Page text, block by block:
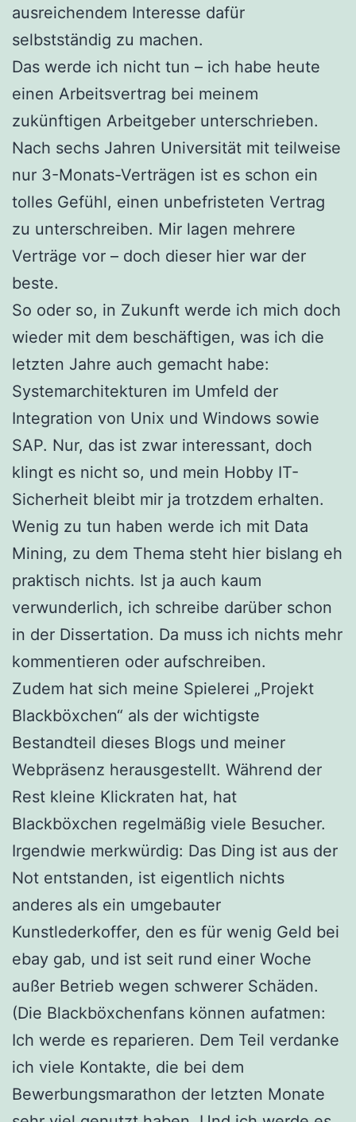
ausreichendem Interesse dafür
selbstständig zu machen.
Das werde ich nicht tun – ich habe heute
einen Arbeitsvertrag bei meinem
zukünftigen Arbeitgeber unterschrieben.
Nach sechs Jahren Universität mit teilweise
nur 3-Monats-Verträgen ist es schon ein
tolles Gefühl, einen unbefristeten Vertrag
zu unterschreiben. Mir lagen mehrere
Verträge vor – doch dieser hier war der
beste.
So oder so, in Zukunft werde ich mich doch
wieder mit dem beschäftigen, was ich die
letzten Jahre auch gemacht habe:
Systemarchitekturen im Umfeld der
Integration von Unix und Windows sowie
SAP. Nur, das ist zwar interessant, doch
klingt es nicht so, und mein Hobby IT-
Sicherheit bleibt mir ja trotzdem erhalten.
Wenig zu tun haben werde ich mit Data
Mining, zu dem Thema steht hier bislang eh
praktisch nichts. Ist ja auch kaum
verwunderlich, ich schreibe darüber schon
in der Dissertation. Da muss ich nichts mehr
kommentieren oder aufschreiben.
Zudem hat sich meine Spielerei „Projekt
Blackböxchen“ als der wichtigste
Bestandteil dieses Blogs und meiner
Webpräsenz herausgestellt. Während der
Rest kleine Klickraten hat, hat
Blackböxchen regelmäßig viele Besucher.
Irgendwie merkwürdig: Das Ding ist aus der
Not entstanden, ist eigentlich nichts
anderes als ein umgebauter
Kunstlederkoffer, den es für wenig Geld bei
ebay gab, und ist seit rund einer Woche
außer Betrieb wegen schwerer Schäden.
(Die Blackböxchenfans können aufatmen:
Ich werde es reparieren. Dem Teil verdanke
ich viele Kontakte, die bei dem
Bewerbungsmarathon der letzten Monate